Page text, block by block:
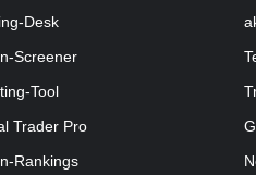
Desk
Screener
Tool
Trader Pro
Rankings